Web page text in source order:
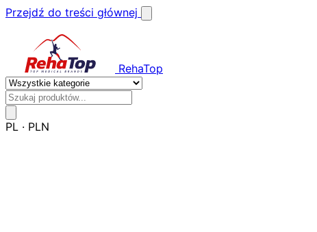
Przejdź do treści głównej
RehaTop
PL · PLN